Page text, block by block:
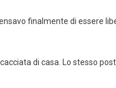
finalmente di essere
di casa. Lo stesso